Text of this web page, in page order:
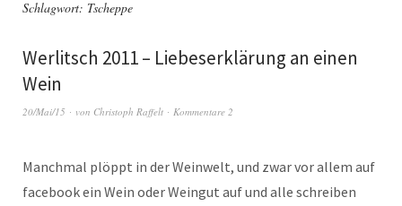
Schlagwort: Tscheppe
Werlitsch 2011 – Liebeserklärung an einen
Wein
20/Mai/15 von Christoph Raffelt Kommentare 2
Manchmal plöppt in der Weinwelt, und zwar vor allem auf
facebook ein Wein oder Weingut auf und alle schreiben